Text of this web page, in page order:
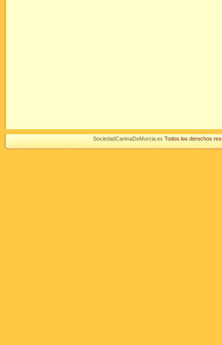
SociedadCaninaDeMurcia.es Todos los derechos